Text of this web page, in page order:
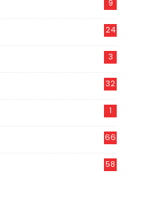
9
24
3
32
1
66
58